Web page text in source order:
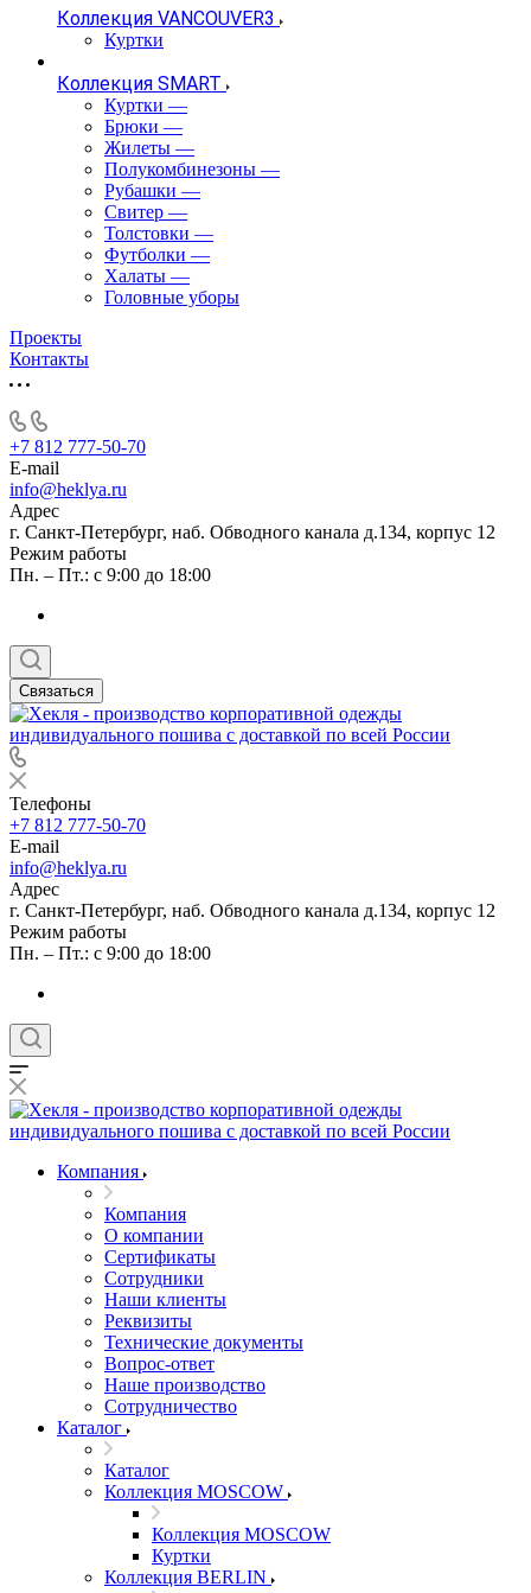
Коллекция VANCOUVER3
Куртки
Коллекция SMART
Куртки —
Брюки —
Жилеты —
Полукомбинезоны —
Рубашки —
Свитер —
Толстовки —
Футболки —
Халаты —
Головные уборы
Проекты
Контакты
+7 812 777-50-70
E-mail
info@heklya.ru
Адрес
г. Санкт-Петербург, наб. Обводного канала д.134, корпус 12
Режим работы
Пн. – Пт.: с 9:00 до 18:00
Связаться
Телефоны
+7 812 777-50-70
E-mail
info@heklya.ru
Адрес
г. Санкт-Петербург, наб. Обводного канала д.134, корпус 12
Режим работы
Пн. – Пт.: с 9:00 до 18:00
Компания
Компания
О компании
Сертификаты
Сотрудники
Наши клиенты
Реквизиты
Технические документы
Вопрос-ответ
Наше производство
Сотрудничество
Каталог
Каталог
Коллекция MOSCOW
Коллекция MOSCOW
Куртки
Коллекция BERLIN